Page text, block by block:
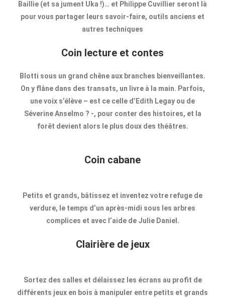
Baillie (et sa jument Uka !)… et Philippe Cuvillier seront là
pour vous partager leurs savoir-faire, outils anciens et
autres techniques
Coin lecture et contes
Blotti sous un grand chêne aux branches bienveillantes.
On y flâne dans des transats, un livre à la main. Parfois,
une voix s’élève – est ce celle d’Edith Legay ou de
Séverine Anselmo ? -, pour conter des histoires, et la
forêt devient alors le plus doux des théâtres.
Coin cabane
Petits et grands, bâtissez et inventez votre refuge de
verdure, le temps d’un après-midi sous les arbres
complices et avec l’aide de Julie Daniel.
Clairière de jeux
Sortez des salles et délaissez les écrans au profit de
différents jeux en bois à manipuler entre petits et grands